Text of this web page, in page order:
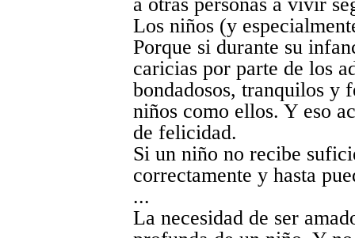
a otras personas a vivir
Los niños (y
Porque si durante su
caricias por parte de los
bondadosos, tranquilos y
niños como ellos. Y eso
de felicidad.
Si un niño no recibe
correctamente y hasta
...
La necesidad de ser